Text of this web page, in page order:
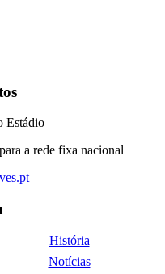
Estádio
a rede fixa nacional
História
Notícias